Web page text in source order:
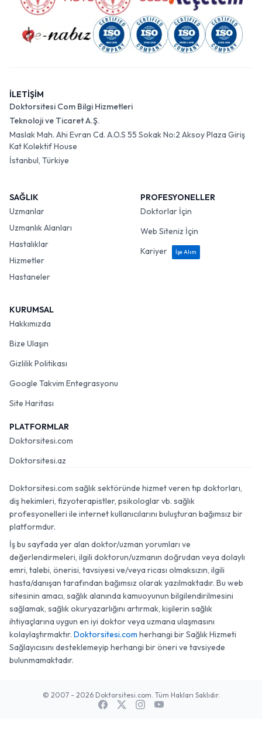
İLETİŞİM
Doktorsitesi Com Bilgi Hizmetleri
Teknoloji ve Ticaret A.Ş.
Maslak Mah. Ahi Evran Cd. A.O.S 55 Sokak No:2 Aksoy Plaza Giriş
Kat Kolektif House
İstanbul, Türkiye
SAĞLIK
Uzmanlar
Uzmanlık Alanları
Hastalıklar
Hizmetler
Hastaneler
PROFESYONELLER
Doktorlar İçin
Web Siteniz İçin
Kariyer
İşe Alım
KURUMSAL
Hakkımızda
Bize Ulaşın
Gizlilik Politikası
Google Takvim Entegrasyonu
Site Haritası
PLATFORMLAR
Doktorsitesi.com
Doktorsitesi.az
Doktorsitesi.com sağlık sektöründe hizmet veren tıp doktorları,
diş hekimleri, fizyoterapistler, psikologlar vb. sağlık
profesyonelleri ile internet kullanıcılarını buluşturan bağımsız bir
platformdur.
İş bu sayfada yer alan doktor/uzman yorumları ve
değerlendirmeleri, ilgili doktorun/uzmanın doğrudan veya dolaylı
emri, talebi, önerisi, tavsiyesi ve/veya ricası olmaksızın, ilgili
hasta/danışan tarafından bağımsız olarak yazılmaktadır. Bu web
sitesinin amacı, sağlık alanında kamuoyunun bilgilendirilmesini
sağlamak, sağlık okuryazarlığını artırmak, kişilerin sağlık
ihtiyaçlarına uygun en iyi doktor veya uzmana ulaşmasını
kolaylaştırmaktır. Doktorsitesi.com herhangi bir Sağlık Hizmeti
Sağlayıcısını desteklemeyip herhangi bir öneri ve tavsiyede
bulunmamaktadır.
© 2007 - 2026 Doktorsitesi.com. Tüm Hakları Saklıdır.